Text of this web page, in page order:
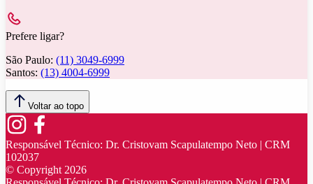
Prefere ligar?
São Paulo: (11) 3049-6999
Santos: (13) 4004-6999
Voltar ao topo
Responsável Técnico: Dr. Cristovam Scapulatempo Neto | CRM
102037
© Copyright 2026